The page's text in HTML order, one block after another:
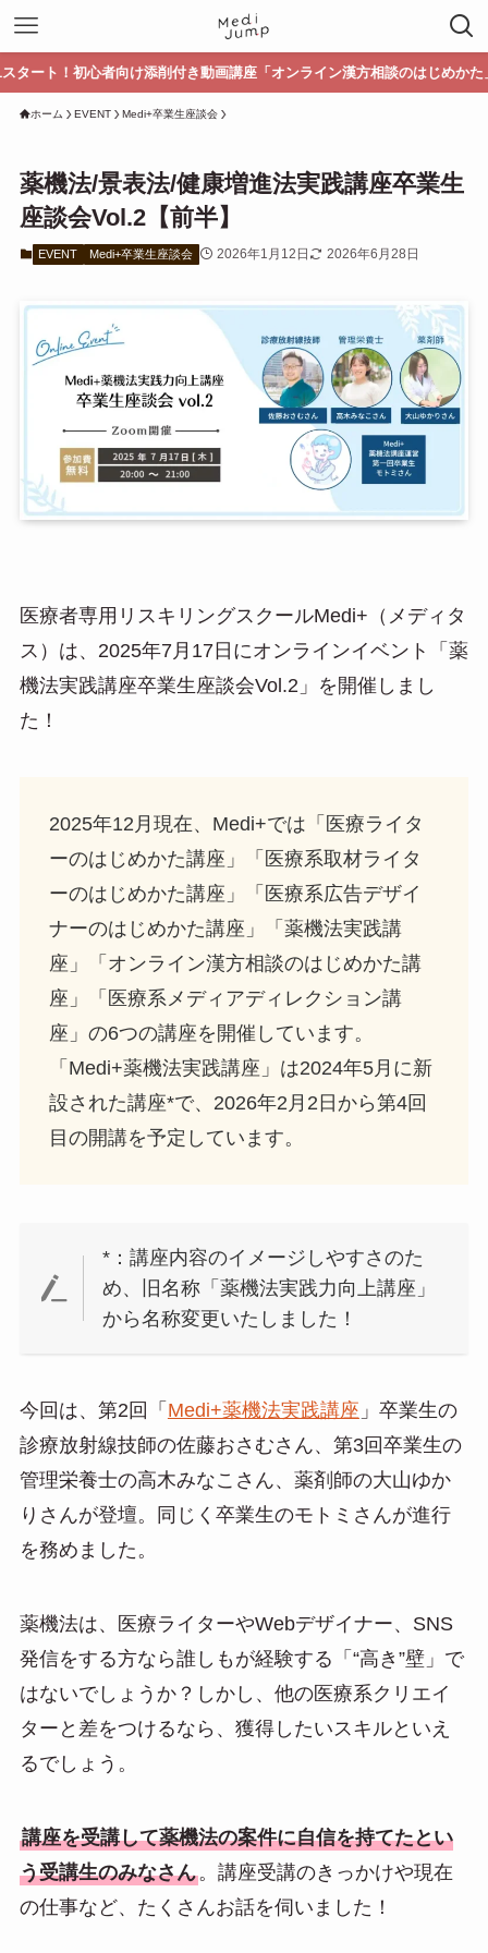
向け添削付き動画講座「オンライン漢方相談のはじめかた」講座受講生募
ホーム EVENT Medi+卒業生座談会
薬機法/景表法/健康増進法実践講座卒業生
座談会Vol.2【前半】
EVENT Medi+卒業生座談会 2026年1月12日 2026年6月28日
医療者専用リスキリングスクールMedi+（メディタ
ス）は、2025年7月17日にオンラインイベント「薬
機法実践講座卒業生座談会Vol.2」を開催しまし
た！
2025年12月現在、Medi+では「医療ライタ
ーのはじめかた講座」「医療系取材ライタ
ーのはじめかた講座」「医療系広告デザイ
ナーのはじめかた講座」「薬機法実践講
座」「オンライン漢方相談のはじめかた講
座」「医療系メディアディレクション講
座」の6つの講座を開催しています。
「Medi+薬機法実践講座」は2024年5月に新
設された講座*で、2026年2月2日から第4回
目の開講を予定しています。
*：講座内容のイメージしやすさのた
め、旧名称「薬機法実践力向上講座」
から名称変更いたしました！
今回は、第2回「 Medi+薬機法実践講座 」卒業生の
診療放射線技師の佐藤おさむさん、第3回卒業生の
管理栄養士の高木みなこさん、薬剤師の大山ゆか
りさんが登壇。同じく卒業生のモトミさんが進行
を務めました。
薬機法は、医療ライターやWebデザイナー、SNS
発信をする方なら誰しもが経験する「“高き”壁」で
はないでしょうか？しかし、他の医療系クリエイ
ターと差をつけるなら、獲得したいスキルといえ
るでしょう。
講座を受講して薬機法の案件に自信を持てたとい
う受講生のみなさん。講座受講のきっかけや現在
の仕事など、たくさんお話を伺いました！